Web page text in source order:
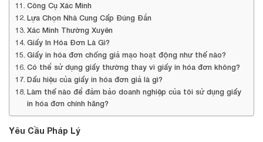
Công Cụ Xác Minh
Lựa Chọn Nhà Cung Cấp Đúng Đắn
Xác Minh Thường Xuyên
Giấy In Hóa Đơn Là Gì?
Giấy in hóa đơn chống giả mạo hoạt động như thế nào?
Có thể sử dụng giấy thường thay vì giấy in hóa đơn không?
Dấu hiệu của giấy in hóa đơn giả là gì?
Làm thế nào để đảm bảo doanh nghiệp của tôi sử dụng giấy
in hóa đơn chính hãng?
Yêu Cầu Pháp Lý